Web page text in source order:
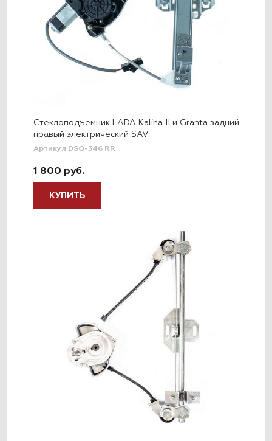
Стеклоподъемник LADA Kalina II и Granta задний
правый электрический SAV
Артикул DSQ-346 RR
1 800 руб.
КУПИТЬ